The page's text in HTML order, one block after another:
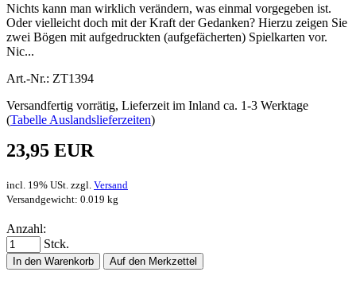
Nichts kann man wirklich verändern, was einmal vorgegeben ist.
Oder vielleicht doch mit der Kraft der Gedanken? Hierzu zeigen Sie
zwei Bögen mit aufgedruckten (aufgefächerten) Spielkarten vor.
Nic...
Art.-Nr.: ZT1394
Versandfertig vorrätig, Lieferzeit im Inland ca. 1-3 Werktage
(Tabelle Auslandslieferzeiten)
23,95 EUR
incl. 19% USt. zzgl. Versand
Versandgewicht: 0.019 kg
Anzahl:
Stck.
In den Warenkorb Auf den Merkzettel